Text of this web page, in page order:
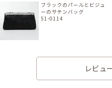
ブラックのパールとビジュ
ーのサテンバッグ
51-0114
身長166cm【Mサイズ(Lサイズ
レビュ